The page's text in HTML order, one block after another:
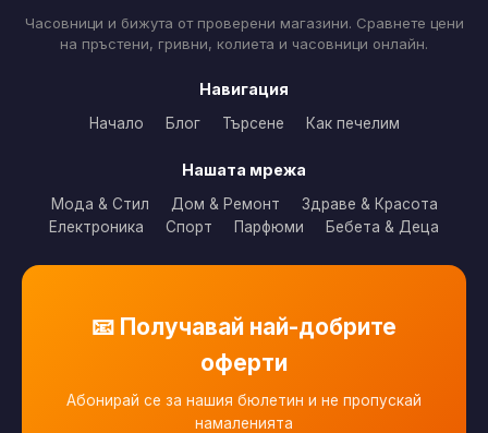
Часовници и бижута от проверени магазини. Сравнете цени
на пръстени, гривни, колиета и часовници онлайн.
Навигация
Начало Блог Търсене Как печелим
Нашата мрежа
Мода & Стил Дом & Ремонт
Здраве & Красота
Електроника
Спорт Парфюми Бебета & Деца
📧 Получавай най-добрите
оферти
Абонирай се за нашия бюлетин и не пропускай
намаленията